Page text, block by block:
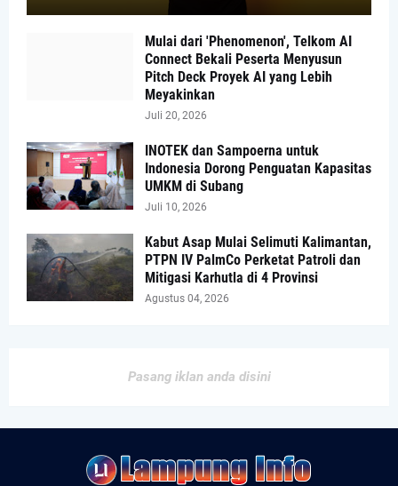
Mulai dari 'Phenomenon', Telkom AI
Connect Bekali Peserta Menyusun
Pitch Deck Proyek AI yang Lebih
Meyakinkan
Juli 20, 2026
INOTEK dan Sampoerna untuk
Indonesia Dorong Penguatan Kapasitas
UMKM di Subang
Juli 10, 2026
Kabut Asap Mulai Selimuti Kalimantan,
PTPN IV PalmCo Perketat Patroli dan
Mitigasi Karhutla di 4 Provinsi
Agustus 04, 2026
Pasang iklan anda disini